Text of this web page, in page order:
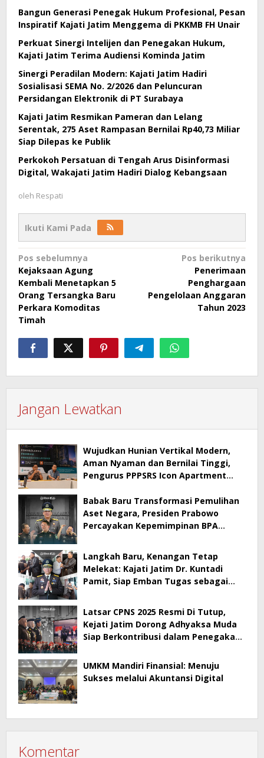
Bangun Generasi Penegak Hukum Profesional, Pesan
Inspiratif Kajati Jatim Menggema di PKKMB FH Unair
Perkuat Sinergi Intelijen dan Penegakan Hukum,
Kajati Jatim Terima Audiensi Kominda Jatim
Sinergi Peradilan Modern: Kajati Jatim Hadiri
Sosialisasi SEMA No. 2/2026 dan Peluncuran
Persidangan Elektronik di PT Surabaya
Kajati Jatim Resmikan Pameran dan Lelang
Serentak, 275 Aset Rampasan Bernilai Rp40,73 Miliar
Siap Dilepas ke Publik
Perkokoh Persatuan di Tengah Arus Disinformasi
Digital, Wakajati Jatim Hadiri Dialog Kebangsaan
oleh Respati
Ikuti Kami Pada
Navigasi
pos
Pos sebelumnya
Kejaksaan Agung
Kembali Menetapkan 5
Orang Tersangka Baru
Perkara Komoditas
Timah
Pos berikutnya
Penerimaan
Penghargaan
Pengelolaan Anggaran
Tahun 2023
Jangan Lewatkan
Wujudkan Hunian Vertikal Modern,
Aman Nyaman dan Bernilai Tinggi,
Pengurus PPPSRS Icon Apartment
Apps
Babak Baru Transformasi Pemulihan
Aset Negara, Presiden Prabowo
Percayakan Kepemimpinan BPA
Langkah Baru, Kenangan Tetap
Melekat: Kajati Jatim Dr. Kuntadi
Pamit, Siap Emban Tugas sebagai
Latsar CPNS 2025 Resmi Di Tutup,
Kejati Jatim Dorong Adhyaksa Muda
Siap Berkontribusi dalam Penegakan
UMKM Mandiri Finansial: Menuju
Sukses melalui Akuntansi Digital
Komentar